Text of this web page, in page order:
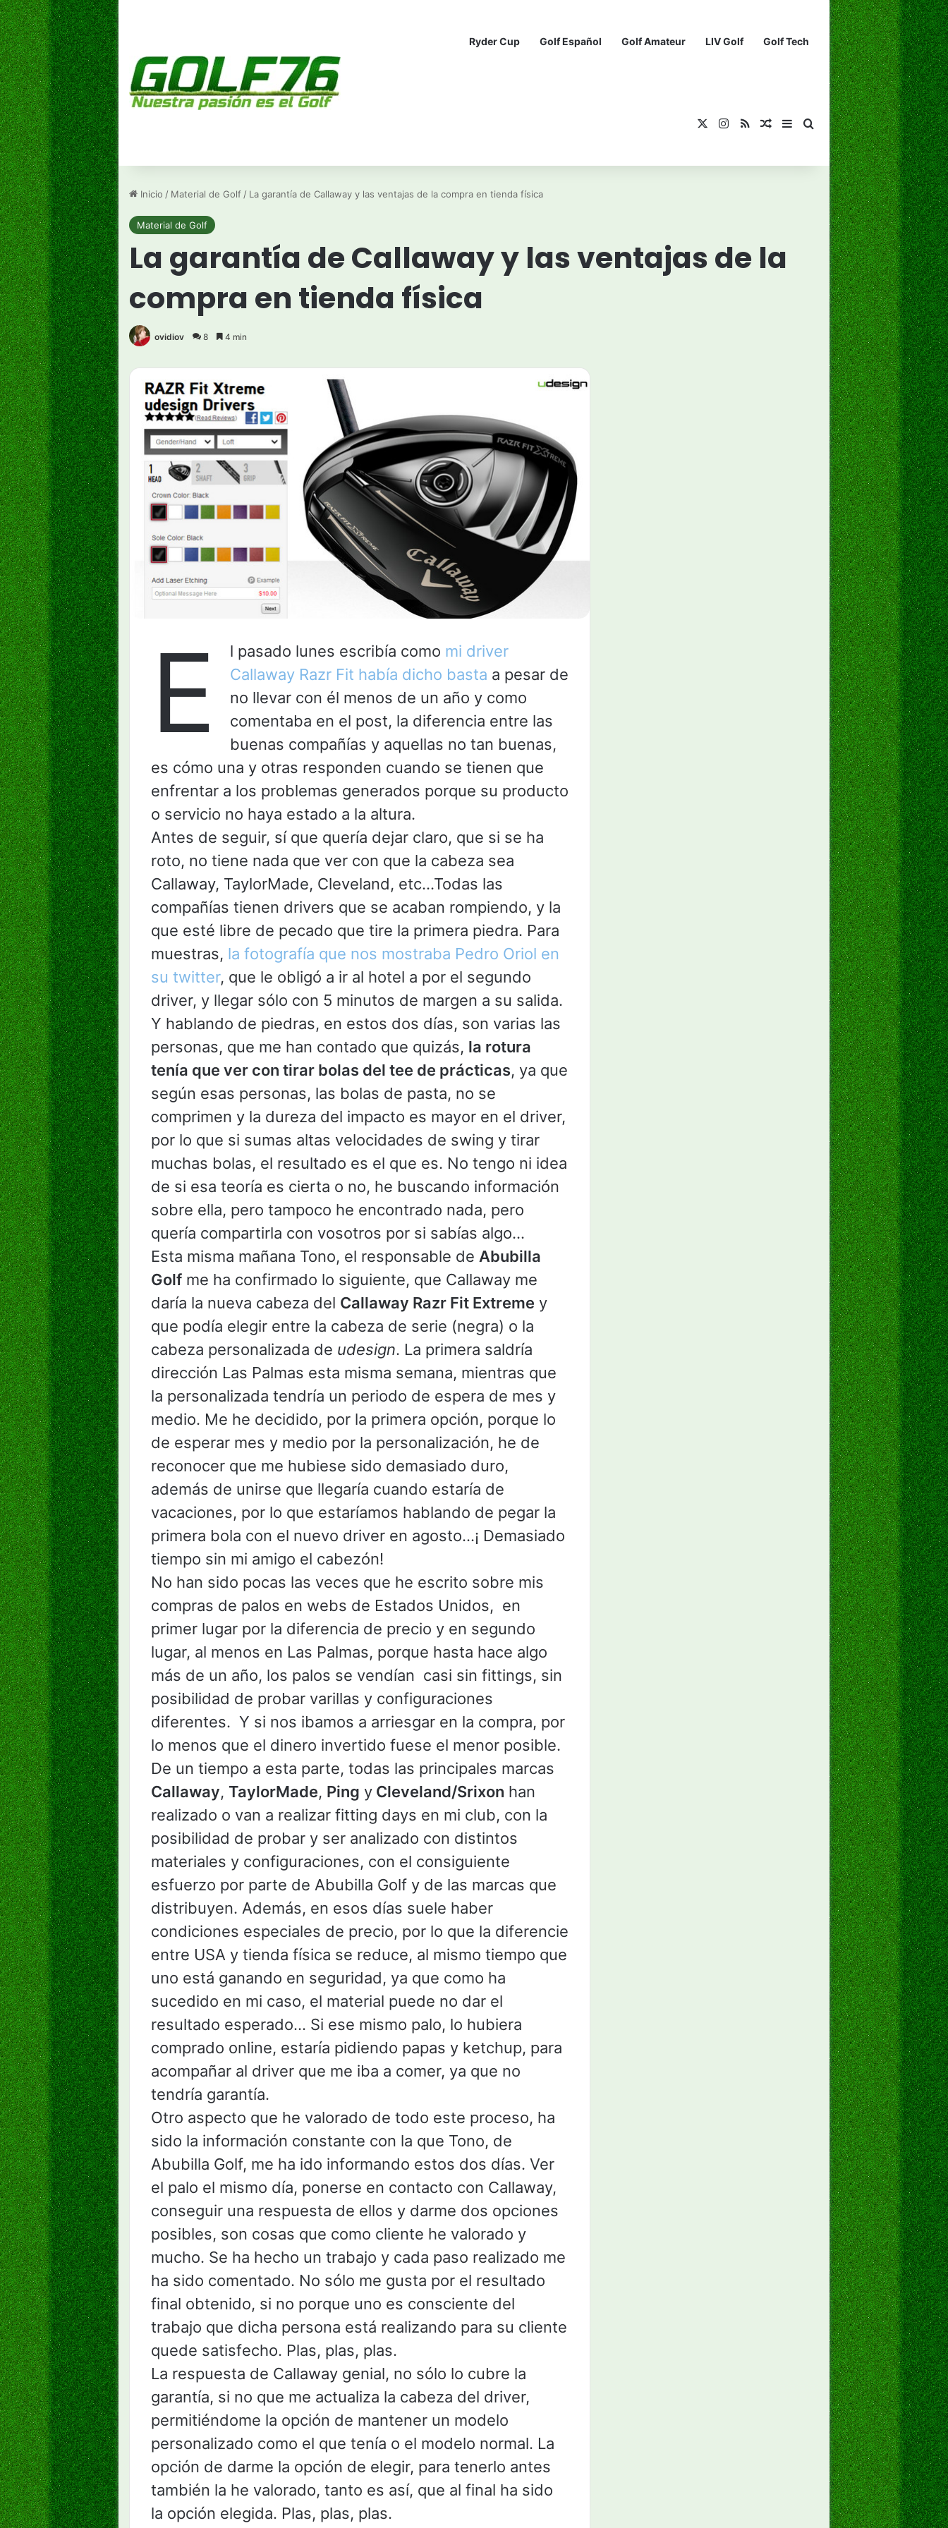
Ryder Cup Golf Español Golf Amateur LIV Golf Golf Tech
Instagram
RSS ¡Muéstrame un artículo
Barra lateral
Buscar...
Inicio / Material de Golf / La garantía de Callaway y las ventajas de la compra en tienda física
Material de Golf
La garantía de Callaway y las ventajas de la
compra en tienda física
ovidiov 8 4 min
E l pasado lunes escribía como mi driver
Callaway Razr Fit había dicho basta a pesar de
no llevar con él menos de un año y como
comentaba en el post, la diferencia entre las
buenas compañías y aquellas no tan buenas,
es cómo una y otras responden cuando se tienen que
enfrentar a los problemas generados porque su producto
o servicio no haya estado a la altura.
Antes de seguir, sí que quería dejar claro, que si se ha
roto, no tiene nada que ver con que la cabeza sea
Callaway, TaylorMade, Cleveland, etc…Todas las
compañías tienen drivers que se acaban rompiendo, y la
que esté libre de pecado que tire la primera piedra. Para
muestras, la fotografía que nos mostraba Pedro Oriol en
su twitter, que le obligó a ir al hotel a por el segundo
driver, y llegar sólo con 5 minutos de margen a su salida.
Y hablando de piedras, en estos dos días, son varias las
personas, que me han contado que quizás, la rotura
tenía que ver con tirar bolas del tee de prácticas, ya que
según esas personas, las bolas de pasta, no se
comprimen y la dureza del impacto es mayor en el driver,
por lo que si sumas altas velocidades de swing y tirar
muchas bolas, el resultado es el que es. No tengo ni idea
de si esa teoría es cierta o no, he buscando información
sobre ella, pero tampoco he encontrado nada, pero
quería compartirla con vosotros por si sabías algo…
Esta misma mañana Tono, el responsable de Abubilla
Golf me ha confirmado lo siguiente, que Callaway me
daría la nueva cabeza del Callaway Razr Fit Extreme y
que podía elegir entre la cabeza de serie (negra) o la
cabeza personalizada de udesign. La primera saldría
dirección Las Palmas esta misma semana, mientras que
la personalizada tendría un periodo de espera de mes y
medio. Me he decidido, por la primera opción, porque lo
de esperar mes y medio por la personalización, he de
reconocer que me hubiese sido demasiado duro,
además de unirse que llegaría cuando estaría de
vacaciones, por lo que estaríamos hablando de pegar la
primera bola con el nuevo driver en agosto…¡ Demasiado
tiempo sin mi amigo el cabezón!
No han sido pocas las veces que he escrito sobre mis
compras de palos en webs de Estados Unidos, en
primer lugar por la diferencia de precio y en segundo
lugar, al menos en Las Palmas, porque hasta hace algo
más de un año, los palos se vendían casi sin fittings, sin
posibilidad de probar varillas y configuraciones
diferentes. Y si nos ibamos a arriesgar en la compra, por
lo menos que el dinero invertido fuese el menor posible.
De un tiempo a esta parte, todas las principales marcas
Callaway, TaylorMade, Ping y Cleveland/Srixon han
realizado o van a realizar fitting days en mi club, con la
posibilidad de probar y ser analizado con distintos
materiales y configuraciones, con el consiguiente
esfuerzo por parte de Abubilla Golf y de las marcas que
distribuyen. Además, en esos días suele haber
condiciones especiales de precio, por lo que la diferencie
entre USA y tienda física se reduce, al mismo tiempo que
uno está ganando en seguridad, ya que como ha
sucedido en mi caso, el material puede no dar el
resultado esperado… Si ese mismo palo, lo hubiera
comprado online, estaría pidiendo papas y ketchup, para
acompañar al driver que me iba a comer, ya que no
tendría garantía.
Otro aspecto que he valorado de todo este proceso, ha
sido la información constante con la que Tono, de
Abubilla Golf, me ha ido informando estos dos días. Ver
el palo el mismo día, ponerse en contacto con Callaway,
conseguir una respuesta de ellos y darme dos opciones
posibles, son cosas que como cliente he valorado y
mucho. Se ha hecho un trabajo y cada paso realizado me
ha sido comentado. No sólo me gusta por el resultado
final obtenido, si no porque uno es consciente del
trabajo que dicha persona está realizando para su cliente
quede satisfecho. Plas, plas, plas.
La respuesta de Callaway genial, no sólo lo cubre la
garantía, si no que me actualiza la cabeza del driver,
permitiéndome la opción de mantener un modelo
personalizado como el que tenía o el modelo normal. La
opción de darme la opción de elegir, para tenerlo antes
también la he valorado, tanto es así, que al final ha sido
la opción elegida. Plas, plas, plas.